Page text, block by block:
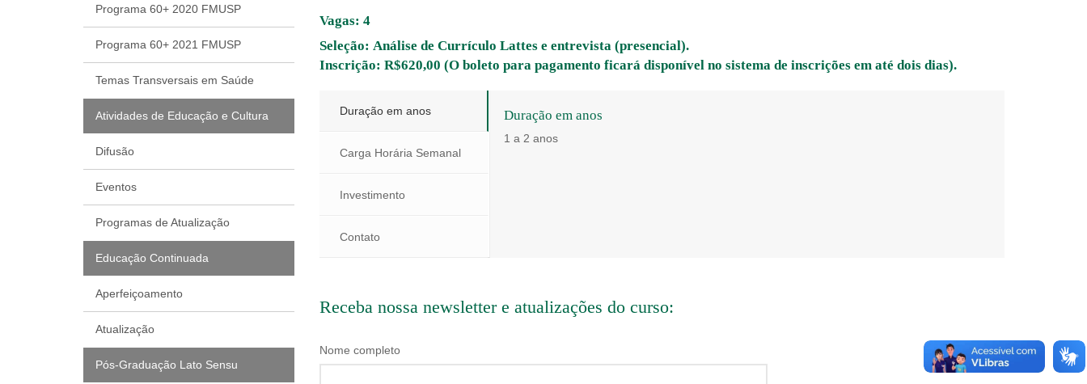
Programa 60+ 2020 FMUSP
Programa 60+ 2021 FMUSP
Temas Transversais em Saúde
Atividades de Educação e Cultura
Difusão
Eventos
Programas de Atualização
Educação Continuada
Aperfeiçoamento
Atualização
Pós-Graduação Lato Sensu
Vagas: 4
Seleção: Análise de Currículo Lattes e entrevista (presencial).
Inscrição: R$620,00 (O boleto para pagamento ficará disponível no sistema de inscrições em até dois dias).
Duração em anos
Carga Horária Semanal
Investimento
Contato
Duração em anos
1 a 2 anos
Receba nossa newsletter e atualizações do curso:
Nome completo